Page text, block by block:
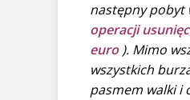
następny pobyt
operacji
euro). Mimo
wszystkich
pasmem walki i